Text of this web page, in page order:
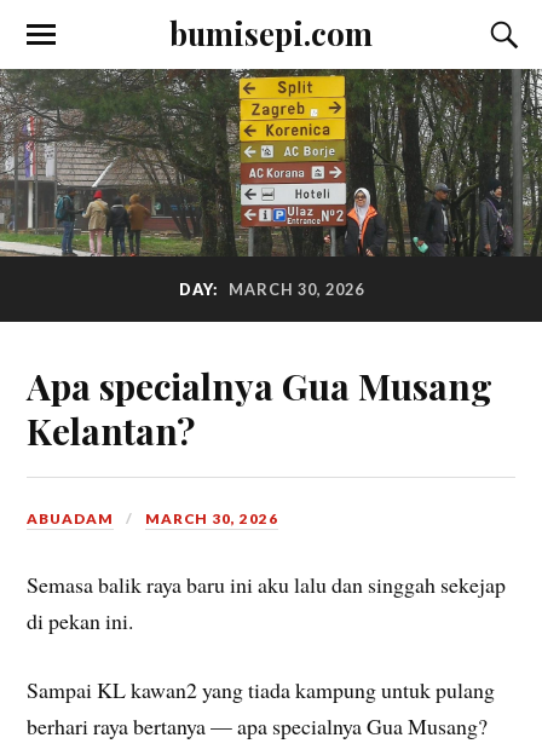
bumisepi.com
DAY: MARCH 30, 2026
Apa specialnya Gua Musang
Kelantan?
ABUADAM MARCH 30, 2026
Semasa balik raya baru ini aku lalu dan singgah sekejap
di pekan ini.
Sampai KL kawan2 yang tiada kampung untuk pulang
berhari raya bertanya — apa specialnya Gua Musang?